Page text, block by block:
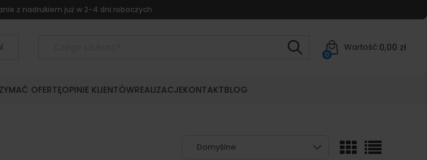
z nadrukiem już w 2-4 dni roboczych
Wartość:0,00 zł
0
OFERTĘOPINIE KLIENTÓWREALIZACJEKONTAKTBLOG